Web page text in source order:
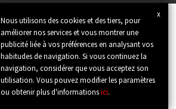
x
Nous utilisons des cookies et des tiers, pour
améliorer nos services et vous montrer une
publicité liée à vos préférences en analysant vos
habitudes de navigation. Si vous continuez la
navigation, considérer que vous acceptez son
utilisation. Vous pouvez modifier les paramètres
ou obtenir plus d'informationsici.